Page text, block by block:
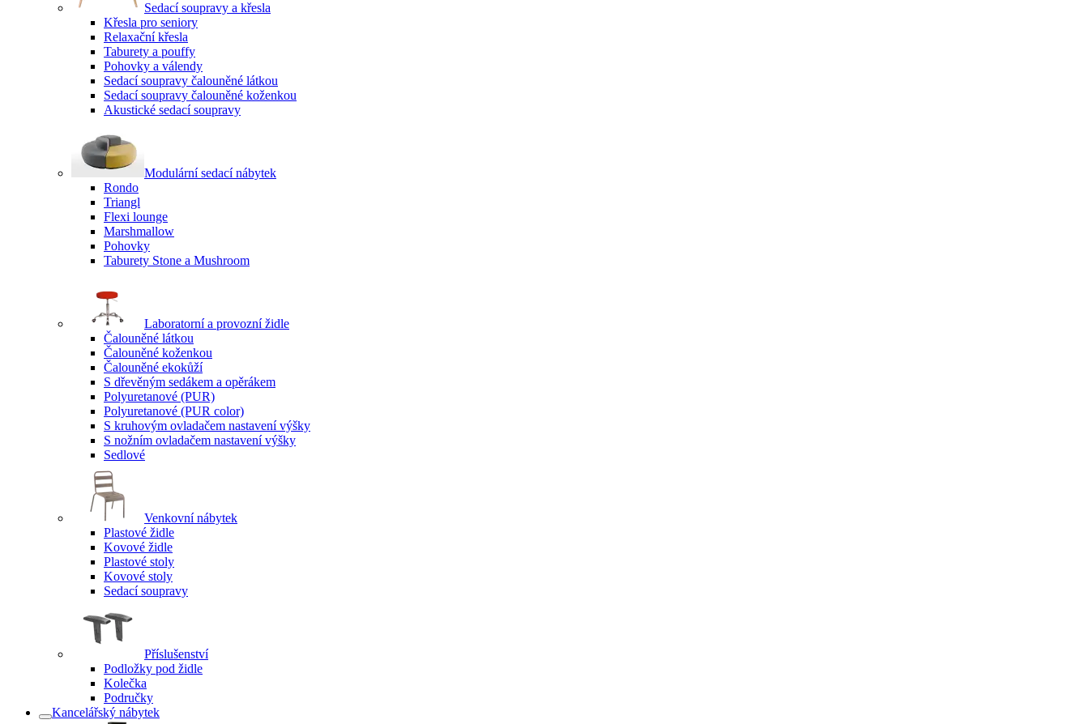
Sedací soupravy a křesla
Křesla pro seniory
Relaxační křesla
Taburety a pouffy
Pohovky a válendy
Sedací soupravy čalouněné látkou
Sedací soupravy čalouněné koženkou
Akustické sedací soupravy
Modulární sedací nábytek
Rondo
Triangl
Flexi lounge
Marshmallow
Pohovky
Taburety Stone a Mushroom
Laboratorní a provozní židle
Čalouněné látkou
Čalouněné koženkou
Čalouněné ekokůží
S dřevěným sedákem a opěrákem
Polyuretanové (PUR)
Polyuretanové (PUR color)
S kruhovým ovladačem nastavení výšky
S nožním ovladačem nastavení výšky
Sedlové
Venkovní nábytek
Plastové židle
Kovové židle
Plastové stoly
Kovové stoly
Sedací soupravy
Příslušenství
Podložky pod židle
Kolečka
Područky
Kancelářský nábytek